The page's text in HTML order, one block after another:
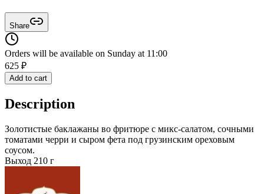
Share
Orders will be available on Sunday at 11:00
625 ₽
Add to cart
Description
Золотистые баклажаны во фритюре с микс-салатом, сочными
томатами черри и сыром фета под грузинским ореховым
соусом.
Выход 210 г